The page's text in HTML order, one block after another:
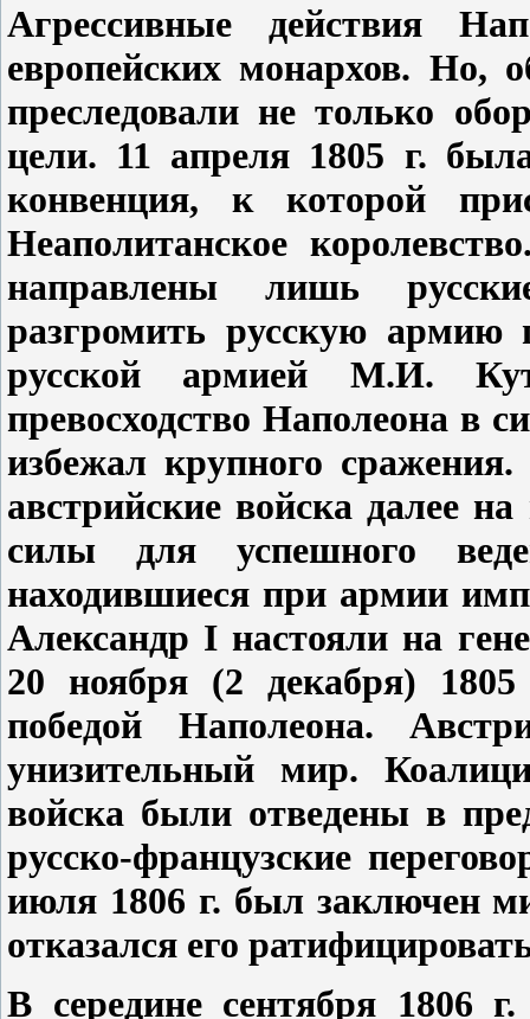
Агрессивные действия
европейских монархов. Но,
преследовали не только
цели. 11 апреля 1805 г.
конвенция, к которой
Неаполитанское
направлены лишь
разгромить русскую армию
русской армией М.И.
превосходство Наполеона в
избежал крупного сражения.
австрийские войска далее
силы для успешного
находившиеся при армии
Александр I настояли на
20 ноября (2 декабря)
победой Наполеона.
унизительный мир.
войска были отведены в
русско-французские
июля 1806 г. был заключен
отказался его
В середине сентября 1806